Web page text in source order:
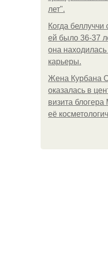
лет".
Когда беллуччи
ей было 36-37
она
карьеры.
Жена Курбана
оказалась в
визита
её